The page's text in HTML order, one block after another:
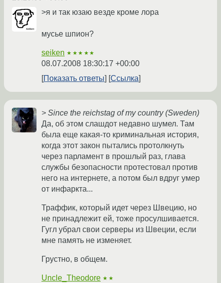
>я и так юзаю везде кроме лора
мусье шпион?
seiken ★★★★★
08.07.2008 18:30:17 +00:00
Показать ответы
Ссылка
> Since the reichstag of my country (Sweden)
Да, об этом слашдот недавно шумел. Там
была еще какая-то криминальная история,
когда этот закон пытались протолкнуть
через парламент в прошлый раз, глава
службы безопасности протестовал против
него на интернете, а потом был вдруг умер
от инфаркта...
Траффик, который идет через Швецию, но
не принадлежит ей, тоже просулшивается.
Гугл убрал свои серверы из Швеции, если
мне память не изменяет.
Грустно, в общем.
Uncle_Theodore ★★